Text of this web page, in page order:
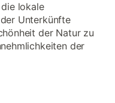
lokale
Unterkünfte
der Natur zu
der